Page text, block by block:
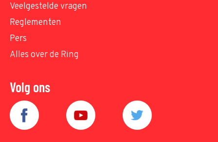
Veelgestelde vragen
Reglementen
Pers
Alles over de Ring
Volg ons